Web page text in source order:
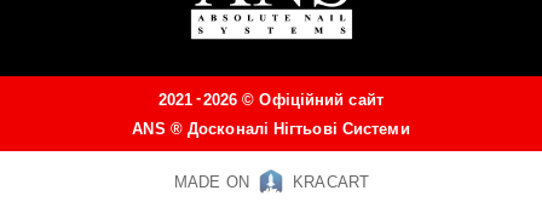
2021 -2026 ©Офіційний сайт
ANS ® Досконалі Нігтьові Системи
MADE ON KRACART